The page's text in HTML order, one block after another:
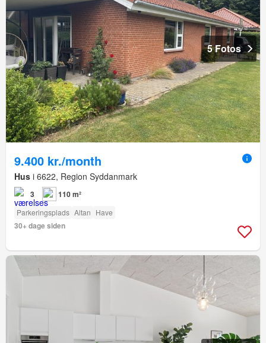
5 Fotos
9.400 kr./month
Hus i 6622, Region Syddanmark
3 110 m²
Parkeringsplads Altan Have
30+ dage siden